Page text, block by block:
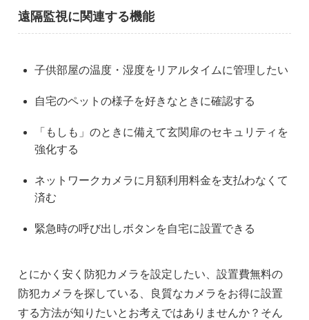
遠隔監視に関連する機能
子供部屋の温度・湿度をリアルタイムに管理したい
自宅のペットの様子を好きなときに確認する
「もしも」のときに備えて玄関扉のセキュリティを
強化する
ネットワークカメラに月額利用料金を支払わなくて
済む
緊急時の呼び出しボタンを自宅に設置できる
とにかく安く防犯カメラを設定したい、設置費無料の
防犯カメラを探している、良質なカメラをお得に設置
する方法が知りたいとお考えではありませんか？そん